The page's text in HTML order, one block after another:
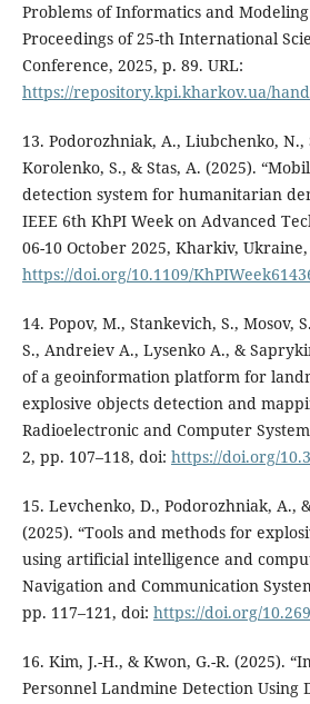
Problems of Informatics and Modeling
Proceedings of 25-th International
Conference, 2025, p. 89. URL:
https://repository.kpi.kharkov.ua/
13. Podorozhniak, A., Liubchenko, N.,
Korolenko, S., & Stas, A. (2025).
detection system for humanitarian
IEEE 6th KhPI Week on Advanced
06-10 October 2025, Kharkiv,
https://doi.org/10.1109/
14. Popov, M., Stankevich, S., Mosov,
S., Andreiev A., Lysenko A., &
of a geoinformation platform for
explosive objects detection and
Radioelectronic and Computer
2, pp. 107–118, doi: https://doi.org/
15. Levchenko, D., Podorozhniak, А.,
(2025). “Tools and methods for
using artificial intelligence and
Navigation and Communication
pp. 117–121, doi: https://doi.org/
16. Kim, J.-H., & Kwon, G.-R. (2025).
Personnel Landmine Detection Using